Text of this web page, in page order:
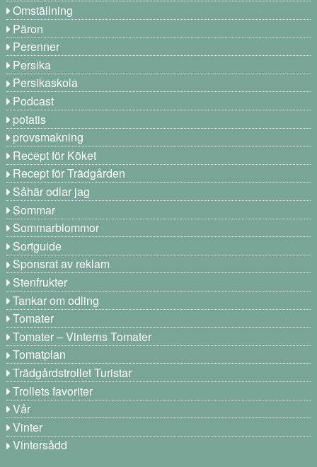
Omställning
Päron
Perenner
Persika
Persikaskola
Podcast
potatis
provsmakning
Recept för Köket
Recept för Trädgården
Såhär odlar jag
Sommar
Sommarblommor
Sortguide
Sponsrat av reklam
Stenfrukter
Tankar om odling
Tomater
Tomater – Vinterns Tomater
Tomatplan
Trädgårdstrollet Turistar
Trollets favoriter
Vår
Vinter
Vintersådd